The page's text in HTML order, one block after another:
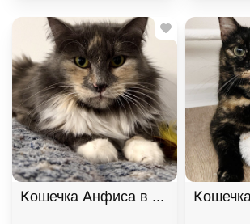
Кошечка Анфиса в добрые руки,